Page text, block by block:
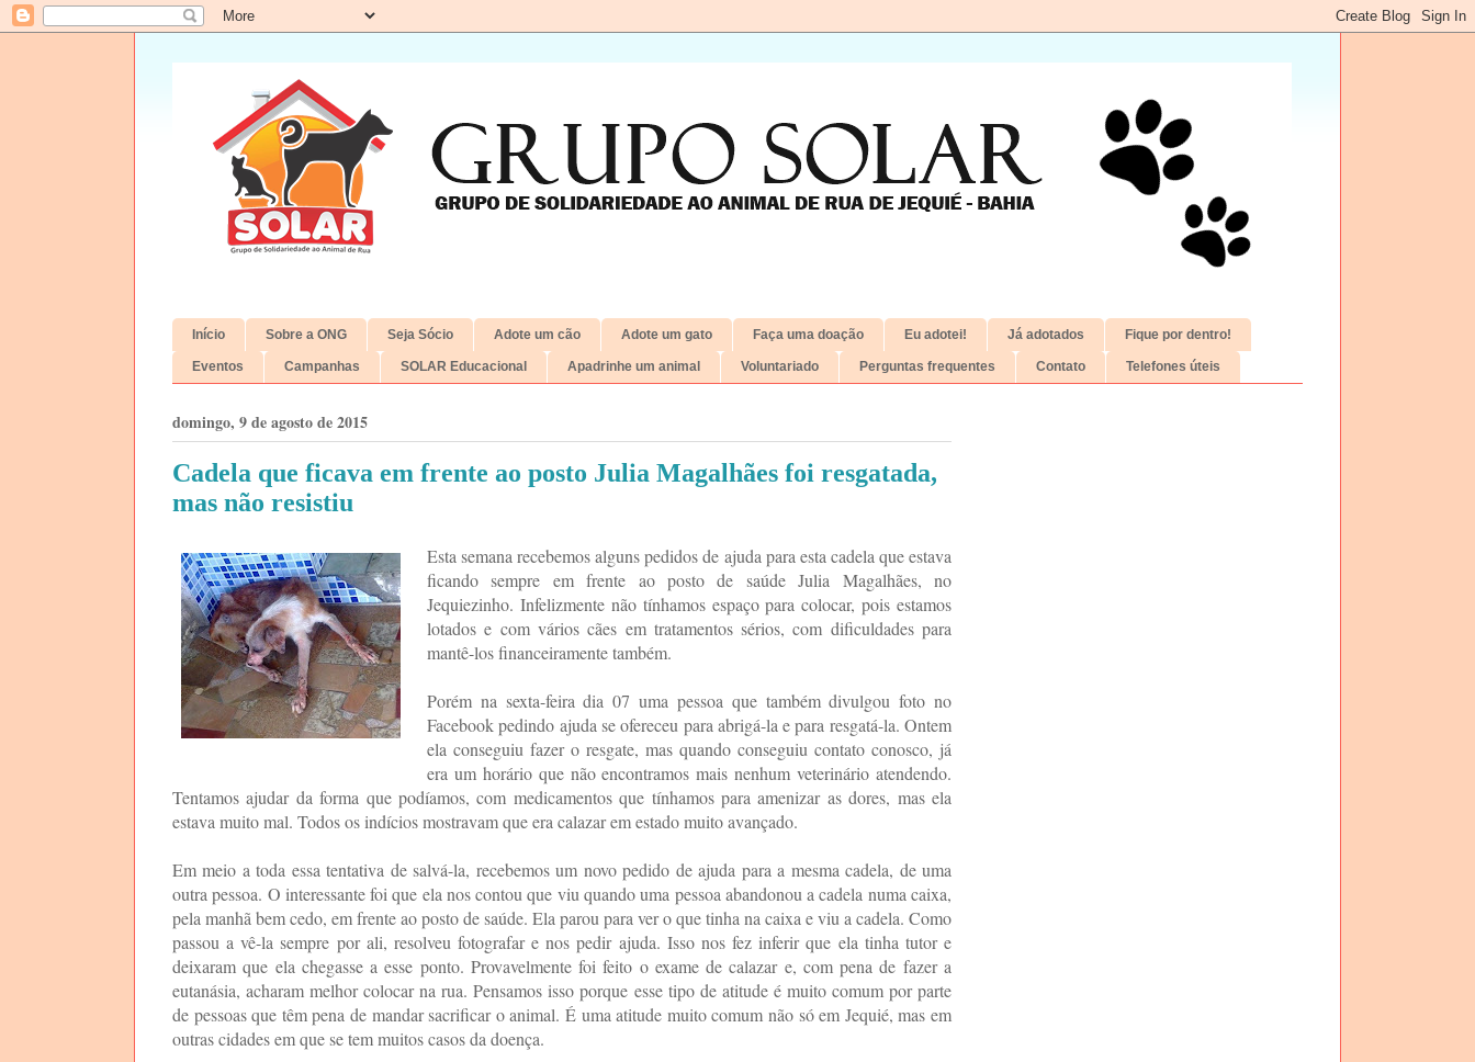
Início Sobre a ONG Seja Sócio Adote um cão Adote um gato Faça uma doação Eu adotei! Já adotados Fique por dentro!
Eventos Campanhas SOLAR Educacional Apadrinhe um animal Voluntariado Perguntas frequentes Contato Telefones úteis
domingo, 9 de agosto de 2015
Cadela que ficava em frente ao posto Julia Magalhães foi resgatada,
mas não resistiu
Esta semana recebemos alguns pedidos de ajuda para esta cadela que estava
ficando sempre em frente ao posto de saúde Julia Magalhães, no
Jequiezinho. Infelizmente não tínhamos espaço para colocar, pois estamos
lotados e com vários cães em tratamentos sérios, com dificuldades para
mantê-los financeiramente também.
Porém na sexta-feira dia 07 uma pessoa que também divulgou foto no
Facebook pedindo ajuda se ofereceu para abrigá-la e para resgatá-la. Ontem
ela conseguiu fazer o resgate, mas quando conseguiu contato conosco, já
era um horário que não encontramos mais nenhum veterinário atendendo.
Tentamos ajudar da forma que podíamos, com medicamentos que tínhamos para amenizar as dores, mas ela
estava muito mal. Todos os indícios mostravam que era calazar em estado muito avançado.
Em meio a toda essa tentativa de salvá-la, recebemos um novo pedido de ajuda para a mesma cadela, de uma
outra pessoa. O interessante foi que ela nos contou que viu quando uma pessoa abandonou a cadela numa caixa,
pela manhã bem cedo, em frente ao posto de saúde. Ela parou para ver o que tinha na caixa e viu a cadela. Como
passou a vê-la sempre por ali, resolveu fotografar e nos pedir ajuda. Isso nos fez inferir que ela tinha tutor e
deixaram que ela chegasse a esse ponto. Provavelmente foi feito o exame de calazar e, com pena de fazer a
eutanásia, acharam melhor colocar na rua. Pensamos isso porque esse tipo de atitude é muito comum por parte
de pessoas que têm pena de mandar sacrificar o animal. É uma atitude muito comum não só em Jequié, mas em
outras cidades em que se tem muitos casos da doença.